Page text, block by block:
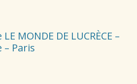
MONDE DE LUCRÈCE –
– Paris